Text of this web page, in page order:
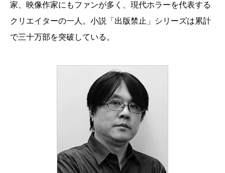
家、映像作家にもファンが多く、現代ホラーを代表する
クリエイターの一人。小説「出版禁止」シリーズは累計
で三十万部を突破している。